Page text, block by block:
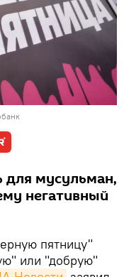
мусульман,
негативный
пятницу"
или "добрую"